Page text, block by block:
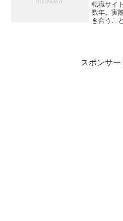
転職サイ
数年。実
き合うこ
スポンサー